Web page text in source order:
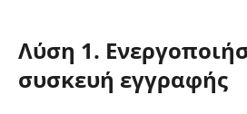
Λύση 1.
συσκευή εγγραφής